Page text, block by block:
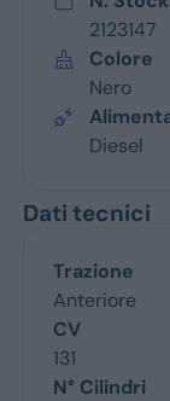
2123147
Colore
Nero
Diesel
Dati tecnici
Trazione
Anteriore
CV
131
N° Cilindri